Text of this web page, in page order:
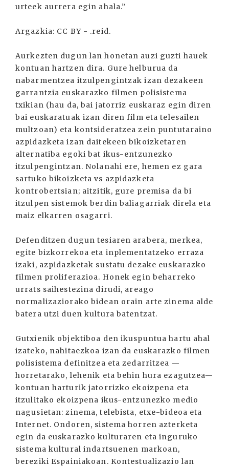
urteek aurrera egin ahala.”
Argazkia: CC BY - .reid.
Aurkezten dugun lan honetan auzi guzti hauek
kontuan hartzen dira. Gure helburua da
nabarmentzea itzulpengintzak izan dezakeen
garrantzia euskarazko filmen polisistema
txikian (hau da, bai jatorriz euskaraz egin diren
bai euskaratuak izan diren film eta telesailen
multzoan) eta kontsideratzea zein puntutaraino
azpidazketa izan daitekeen bikoizketaren
alternatiba egoki bat ikus-entzunezko
itzulpengintzan. Nolanahi ere, hemen ez gara
sartuko bikoizketa vs azpidazketa
kontrobertsian; aitzitik, gure premisa da bi
itzulpen sistemok berdin baliagarriak direla eta
maiz elkarren osagarri.
Defenditzen dugun tesiaren arabera, merkea,
egite bizkorrekoa eta inplementatzeko erraza
izaki, azpidazketak sustatu dezake euskarazko
filmen proliferazioa. Honek egin beharreko
urrats saihestezina dirudi, areago
normalizaziorako bidean orain arte zinema alde
batera utzi duen kultura batentzat.
Gutxienik objektiboa den ikuspuntua hartu ahal
izateko, nahitaezkoa izan da euskarazko filmen
polisistema definitzea eta zedarritzea —
horretarako, lehenik eta behin hura ezagutzea—
kontuan harturik jatorrizko ekoizpena eta
itzulitako ekoizpena ikus-entzunezko medio
nagusietan: zinema, telebista, etxe-bideoa eta
Internet. Ondoren, sistema horren azterketa
egin da euskarazko kulturaren eta inguruko
sistema kultural indartsuenen markoan,
bereziki Espainiakoan. Kontestualizazio lan